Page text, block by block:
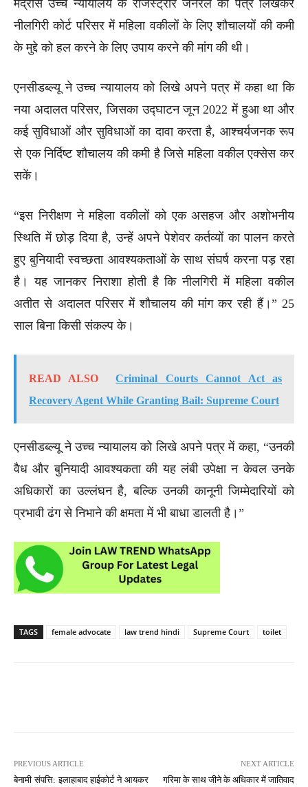
मद्रास उच्च न्यायालय के रजिस्ट्रार जनरल को पत्र लिखकर
नीलगिरी कोर्ट परिसर में महिला वकीलों के लिए शौचालयों की कमी
के मुद्दे को हल करने के लिए उपाय करने की मांग की थी।
एनसीडब्ल्यू ने उच्च न्यायालय को लिखे अपने पत्र में कहा था कि
नया अदालत परिसर, जिसका उद्घाटन जून 2022 में हुआ था और
कई सुविधाओं और सुविधाओं का दावा करता है, आश्चर्यजनक रूप
से एक निर्दिष्ट शौचालय की कमी है जिसे महिला वकील एक्सेस कर
सकें।
“इस निरीक्षण ने महिला वकीलों को एक असहज और अशोभनीय
स्थिति में छोड़ दिया है, उन्हें अपने पेशेवर कर्तव्यों का पालन करते
हुए बुनियादी स्वच्छता आवश्यकताओं के साथ संघर्ष करना पड़ रहा
है। यह जानकर निराशा होती है कि नीलगिरी में महिला वकील
अतीत से अदालत परिसर में शौचालय की मांग कर रही हैं।” 25
साल बिना किसी संकल्प के।
READ ALSO
Criminal Courts Cannot Act as
Recovery Agent While Granting Bail: Supreme Court
एनसीडब्ल्यू ने उच्च न्यायालय को लिखे अपने पत्र में कहा, “उनकी
वैध और बुनियादी आवश्यकता की यह लंबी उपेक्षा न केवल उनके
अधिकारों का उल्लंघन है, बल्कि उनकी कानूनी जिम्मेदारियों को
प्रभावी ढंग से निभाने की क्षमता में भी बाधा डालती है।”
TAGS female advocate law trend hindi Supreme Court toilet
PREVIOUS ARTICLE
बेनामी संपत्ति: इलाहाबाद हाईकोर्ट ने आयकर
NEXT ARTICLE
गरिमा के साथ जीने के अधिकार में जातिवाद